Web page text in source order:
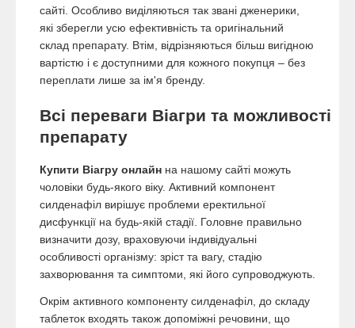
сайті. Особливо виділяються так звані дженерики,
які зберегли усю ефективність та оригінальний
склад препарату. Втім, відрізняються більш вигідною
вартістю і є доступними для кожного покупця – без
переплати лише за ім'я бренду.
Всі переваги Віагри та можливості
препарату
Купити Віагру онлайн на нашому сайті можуть
чоловіки будь-якого віку. Активний компонент
силденафіл вирішує проблеми еректильної
дисфункції на будь-якій стадії. Головне правильно
визначити дозу, враховуючи індивідуальні
особливості організму: зріст та вагу, стадію
захворювання та симптоми, які його супроводжують.
Окрім активного компоненту силденафіл, до складу
таблеток входять також допоміжні речовини, що